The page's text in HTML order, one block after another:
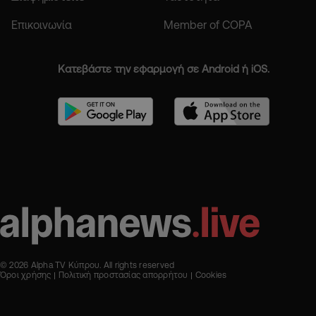
Επικοινωνία Member of COPA
Κατεβάστε την εφαρμογή σε Android ή iOS.
© 2026 Alpha TV Κύπρου. All rights reserved
Όροι χρήσης
Πολιτική προστασίας απορρήτου Cookies